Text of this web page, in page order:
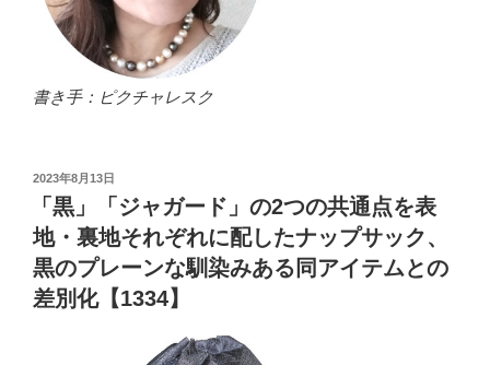
書き手：ピクチャレスク
投
2023年8月13日
「黒」「ジャガード」の2つの共通点を表
地・裏地それぞれに配したナップサック、
黒のプレーンな馴染みある同アイテムとの
差別化【1334】